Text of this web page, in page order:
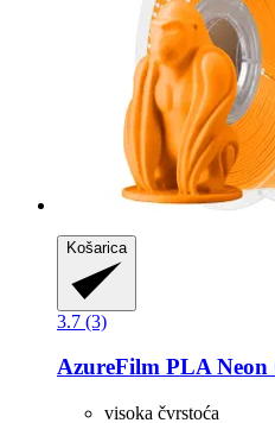
Košarica
3.7 (3)
AzureFilm PLA Neon
visoka čvrstoća